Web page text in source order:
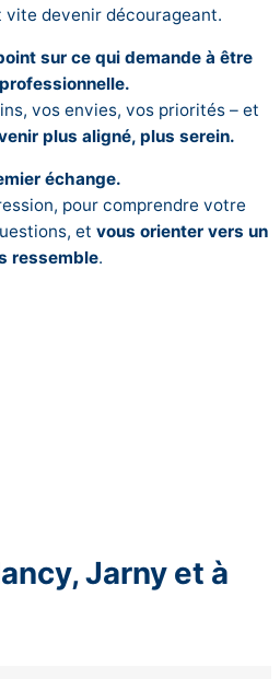
vite devenir décourageant.
sur ce qui demande à être
vos envies, vos priorités – et
plus aligné, plus serein.
échange.
pour comprendre votre
etvous orienter vers un
ressemble.
Jarny et à